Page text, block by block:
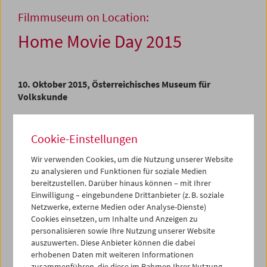
Filmmuseum on Location:
Home Movie Day 2015
10. Oktober 2015, Österreichisches Museum für
Volkskunde
frühen 1920er Jahren etablierte sich das Hobby-Filmen
als eigenständige und weit verbreitete kulturelle Praxis.
Die von Privatpersonen gedrehten Filme gelten heute
aufgrund ihres Inhalts als wichtiges Element des visuellen
Gedächtnisses. Angesichts der zunehmenden
Digitalisierung verschwinden die Schmalfilmformate und
die veralteten Videoformate aus dem öffentlichen
Bewusstsein. Die Abspielgeräte werden obsolet, und
Filmrollen und Videos sind oft von der Zersetzung
bedroht.
Cookie-Einstellungen
Wir verwenden Cookies, um die Nutzung unserer Website
zu analysieren und Funktionen für soziale Medien
bereitzustellen. Darüber hinaus können – mit Ihrer
Einwilligung – eingebundene Drittanbieter (z. B. soziale
Netzwerke, externe Medien oder Analyse-Dienste)
Cookies einsetzen, um Inhalte und Anzeigen zu
personalisieren sowie Ihre Nutzung unserer Website
auszuwerten. Diese Anbieter können die dabei
erhobenen Daten mit weiteren Informationen